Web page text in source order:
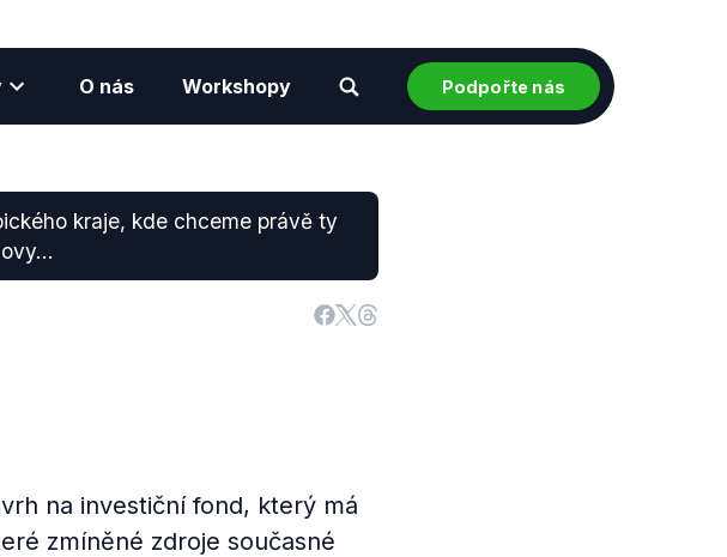
O nás Workshopy Podpořte nás
kraje, kde chceme právě ty
na investiční fond, který má
zmíněné zdroje současné